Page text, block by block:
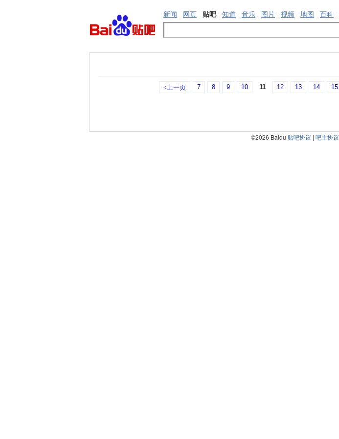
新闻 网页 贴吧 知道 音乐 图片 视频 地图 百科
<上一页 7 8 9 10 11 12 13 14 15
©2026 Baidu 贴吧协议 | 吧主协议